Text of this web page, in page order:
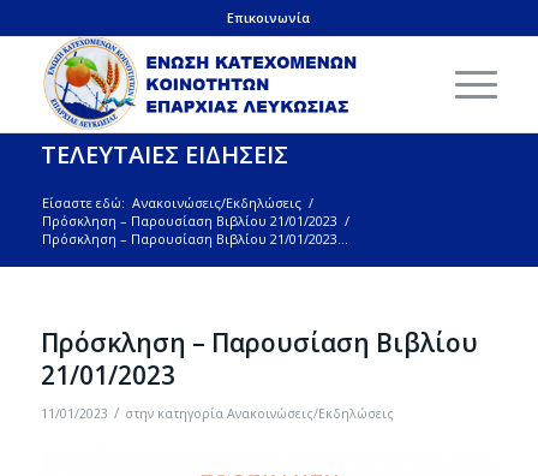
Επικοινωνία
ΤΕΛΕΥΤΑΙΕΣ ΕΙΔΗΣΕΙΣ
Είσαστε εδώ: Ανακοινώσεις/Εκδηλώσεις /
Πρόσκληση – Παρουσίαση Βιβλίου 21/01/2023 /
Πρόσκληση – Παρουσίαση Βιβλίου 21/01/2023...
Πρόσκληση – Παρουσίαση Βιβλίου
21/01/2023
11/01/2023 / στην κατηγορία Ανακοινώσεις/Εκδηλώσεις